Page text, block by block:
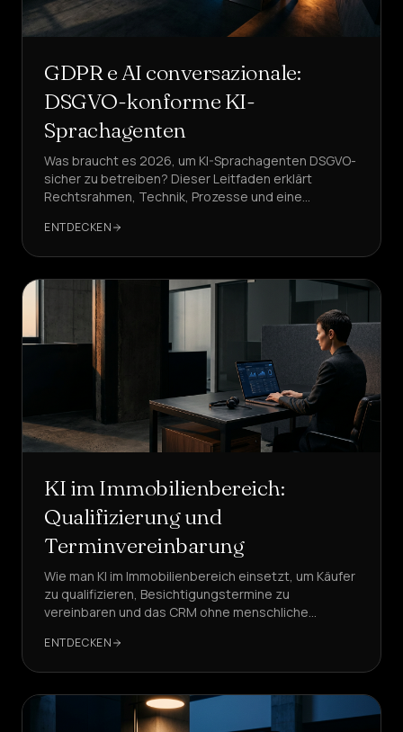
GDPR e AI conversazionale:
DSGVO-konforme KI-
Sprachagenten
Was braucht es 2026, um KI-Sprachagenten DSGVO-
sicher zu betreiben? Dieser Leitfaden erklärt
Rechtsrahmen, Technik, Prozesse und eine
Referenzlösung.
ENTDECKEN
KI im Immobilienbereich:
Qualifizierung und
Terminvereinbarung
Wie man KI im Immobilienbereich einsetzt, um Käufer
zu qualifizieren, Besichtigungstermine zu
vereinbaren und das CRM ohne menschliche
Workflows, KPIs, DSGVO-Konformität und Beispiele
ENTDECKEN